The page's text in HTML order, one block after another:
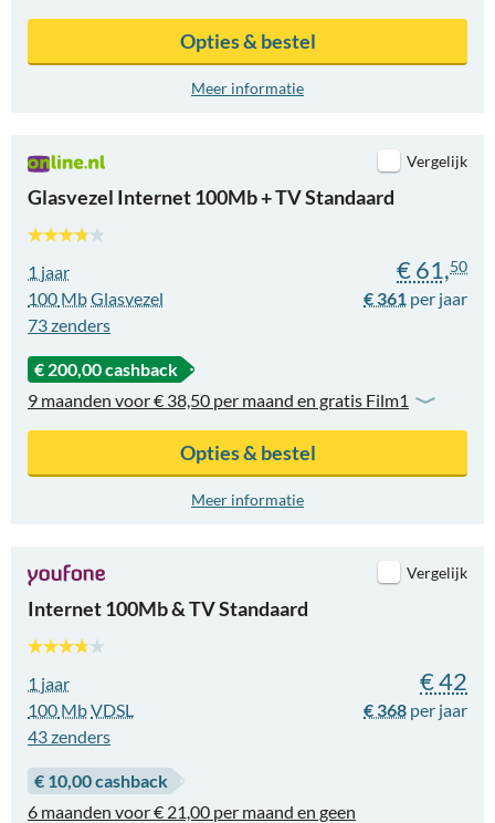
Opties & bestel
Meer informatie
Vergelijk
Glasvezel Internet 100Mb + TV Standaard
1 jaar
100 MbGlasvezel
73zenders
€ 361
€ 61,50
€ 200,00 cashback
9 maanden voor € 38,50 per maand en gratis Film1
Opties & bestel
Meer informatie
Vergelijk
Internet 100Mb & TV Standaard
1 jaar
100 MbVDSL
43zenders
€ 368
€ 42
€ 10,00 cashback
6 maanden voor € 21,00 per maand en geen